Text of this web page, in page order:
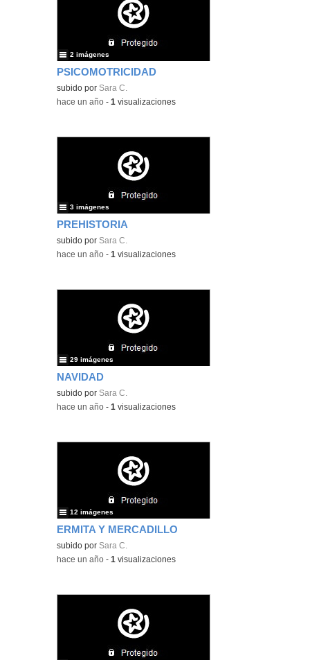
PSICOMOTRICIDAD
subido por Sara C.
2 imágenes
-hace un año -1 visualizaciones
PREHISTORIA
subido por Sara C.
3 imágenes
-hace un año -1 visualizaciones
NAVIDAD
subido por Sara C.
29 imágenes
-hace un año -1 visualizaciones
ERMITA Y MERCADILLO
subido por Sara C.
12 imágenes
-hace un año -1 visualizaciones